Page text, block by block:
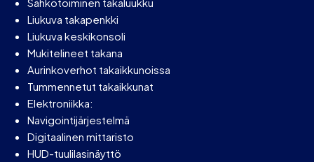
Liukuva takapenkki
Liukuva keskikonsoli
Mukitelineet takana
Aurinkoverhot takaikkunoissa
Tummennetut takaikkunat
Elektroniikka:
Navigointijärjestelmä
Digitaalinen mittaristo
HUD-tuulilasinäyttö